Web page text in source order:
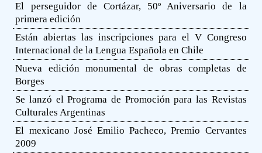
El perseguidor de Cortázar, 50º Aniversario de la
primera edición
Están abiertas las inscripciones para el V Congreso
Internacional de la Lengua Española en Chile
Nueva edición monumental de obras completas de
Borges
Se lanzó el Programa de Promoción para las Revistas
Culturales Argentinas
El mexicano José Emilio Pacheco, Premio Cervantes
2009